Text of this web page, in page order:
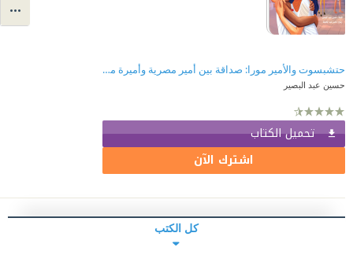
حتشبسوت والأمير مورا: صداقة بين أمير مصرية وأميرة من بونت
حسين عبد البصير
تحميل الكتاب
اشترك الآن
كل الكتب